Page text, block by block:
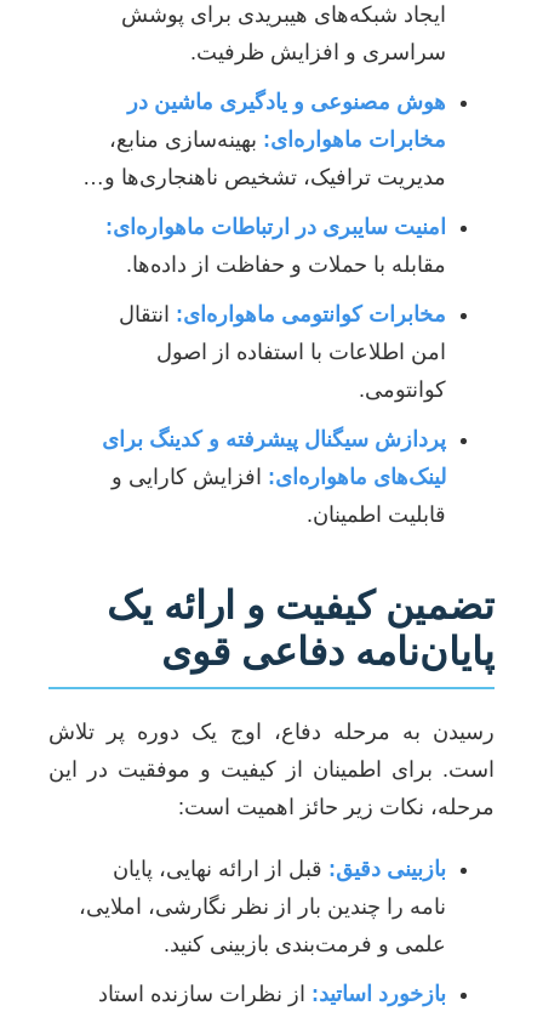
ایجاد شبکه‌های هیبریدی برای پوشش
سراسری و افزایش ظرفیت.
هوش مصنوعی و یادگیری ماشین در
مخابرات ماهواره‌ای: بهینه‌سازی منابع،
مدیریت ترافیک، تشخیص ناهنجاری‌ها و…
امنیت سایبری در ارتباطات ماهواره‌ای:
مقابله با حملات و حفاظت از داده‌ها.
مخابرات کوانتومی ماهواره‌ای: انتقال
امن اطلاعات با استفاده از اصول
کوانتومی.
پردازش سیگنال پیشرفته و کدینگ برای
لینک‌های ماهواره‌ای: افزایش کارایی و
قابلیت اطمینان.
تضمین کیفیت و ارائه یک
پایان‌نامه دفاعی قوی
رسیدن به مرحله دفاع، اوج یک دوره پر تلاش
است. برای اطمینان از کیفیت و موفقیت در این
مرحله، نکات زیر حائز اهمیت است:
بازبینی دقیق: قبل از ارائه نهایی، پایان
نامه را چندین بار از نظر نگارشی، املایی،
علمی و فرمت‌بندی بازبینی کنید.
بازخورد اساتید: از نظرات سازنده استاد